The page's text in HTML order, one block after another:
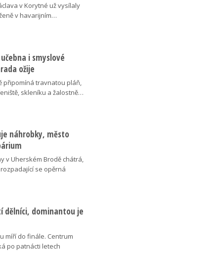
v Korytné už vysílaly
v havarijním…
i smyslové
ožije
připomíná travnatou pláň,
skleníku a žalostně…
náhrobky, město
v Uherském Brodě chátrá,
se opěrná
dělníci, dominantou je
míří do finále. Centrum
po patnácti letech